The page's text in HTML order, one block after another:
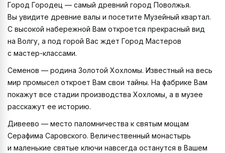
Город Городец — самый древний город Поволжья.
Вы увидите древние валы и посетите Музейный квартал.
С высокой набережной Вам откроется прекрасный вид
на Волгу, а под горой Вас ждет Город Мастеров
с мастер-классами.
Семенов — родина Золотой Хохломы. Известный на весь
мир промысел откроет Вам свои тайны. На фабрике Вам
покажут все стадии производства Хохломы, а в музее
расскажут ее историю.
Дивеево — место паломничества к святым мощам
Серафима Саровского. Величественный монастырь
и маленькие святые ключи навсегда останутся в Вашем